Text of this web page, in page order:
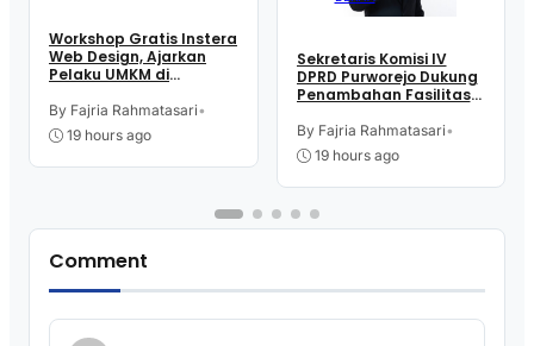
Workshop Gratis Instera
Web Design, Ajarkan
Pelaku UMKM di
Teknologi Digital buat
Jualan
By Fajria Rahmatasari•
19 hours ago
Sekretaris Komisi IV
DPRD Purworejo Dukung
Penambahan Fasilitas
Tjitrowardojo
By Fajria Rahmatasari•
19 hours ago
Comment